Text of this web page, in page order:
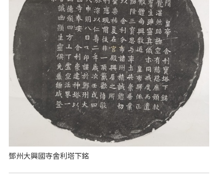
鄧州大興國寺舍利塔下銘